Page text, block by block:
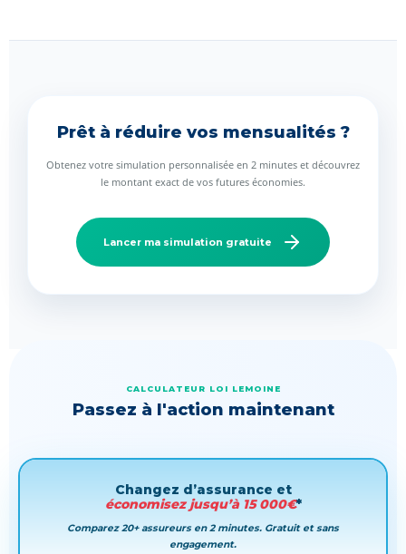
Prêt à réduire vos mensualités ?
Obtenez votre simulation personnalisée en 2 minutes et découvrez
le montant exact de vos futures économies.
Lancer ma simulation gratuite
CALCULATEUR LOI LEMOINE
Passez à l'action maintenant
Changez d’assurance et
économisez jusqu’à 15 000€*
Comparez 20+ assureurs en 2 minutes. Gratuit et sans
engagement.